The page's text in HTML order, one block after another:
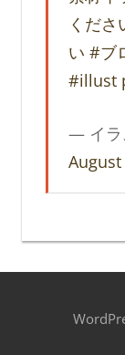
くださ
い #ブ
#illust
— イラ
August